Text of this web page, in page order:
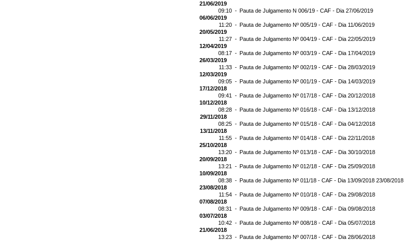
21/06/2019
09:10 - Pauta de Julgamento N 006/19 - CAF - Dia 27/06/2019
06/06/2019
11:20 - Pauta de Julgamento Nº 005/19 - CAF - Dia 11/06/2019
20/05/2019
11:27 - Pauta de Julgamento Nº 004/19 - CAF - Dia 22/05/2019
12/04/2019
08:17 - Pauta de Julgamento Nº 003/19 - CAF - Dia 17/04/2019
26/03/2019
11:33 - Pauta de Julgamento Nº 002/19 - CAF - Dia 28/03/2019
12/03/2019
09:05 - Pauta de Julgamento Nº 001/19 - CAF - Dia 14/03/2019
17/12/2018
09:41 - Pauta de Julgamento Nº 017/18 - CAF - Dia 20/12/2018
10/12/2018
08:28 - Pauta de Julgamento Nº 016/18 - CAF - Dia 13/12/2018
29/11/2018
08:25 - Pauta de Julgamento Nº 015/18 - CAF - Dia 04/12/2018
13/11/2018
11:55 - Pauta de Julgamento Nº 014/18 - CAF - Dia 22/11/2018
25/10/2018
13:20 - Pauta de Julgamento Nº 013/18 - CAF - Dia 30/10/2018
20/09/2018
13:21 - Pauta de Julgamento Nº 012/18 - CAF - Dia 25/09/2018
10/09/2018
08:38 - Pauta de Julgamento Nº 011/18 - CAF - Dia 13/09/2018 23/08/2018
23/08/2018
11:54 - Pauta de Julgamento Nº 010/18 - CAF - Dia 29/08/2018
07/08/2018
08:31 - Pauta de Julgamento Nº 009/18 - CAF - Dia 09/08/2018
03/07/2018
10:42 - Pauta de Julgamento Nº 008/18 - CAF - Dia 05/07/2018
21/06/2018
13:23 - Pauta de Julgamento Nº 007/18 - CAF - Dia 28/06/2018